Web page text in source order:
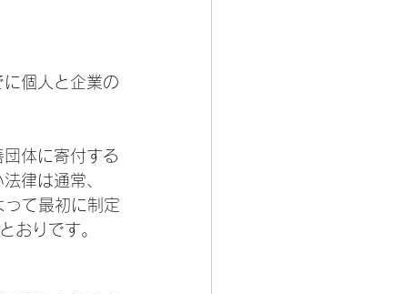
個人と企業の
体に寄付する
律は通常、
て最初に制定
おりです。